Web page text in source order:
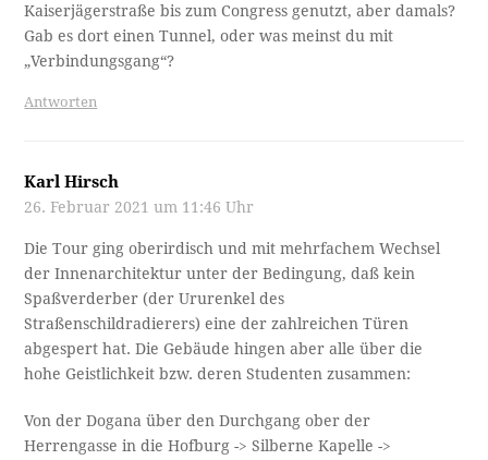
Kaiserjägerstraße bis zum Congress genutzt, aber damals?
Gab es dort einen Tunnel, oder was meinst du mit
„Verbindungsgang“?
Antworten
Karl Hirsch
26. Februar 2021 um 11:46 Uhr
Die Tour ging oberirdisch und mit mehrfachem Wechsel
der Innenarchitektur unter der Bedingung, daß kein
Spaßverderber (der Ururenkel des
Straßenschildradierers) eine der zahlreichen Türen
abgespert hat. Die Gebäude hingen aber alle über die
hohe Geistlichkeit bzw. deren Studenten zusammen:
Von der Dogana über den Durchgang ober der
Herrengasse in die Hofburg -> Silberne Kapelle ->